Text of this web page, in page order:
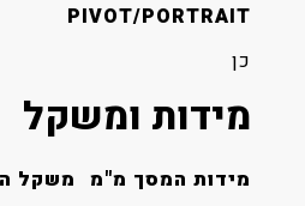
PIVOT/PORTRAIT
מידות ומשקל
מידות המסך מ"מ משקל